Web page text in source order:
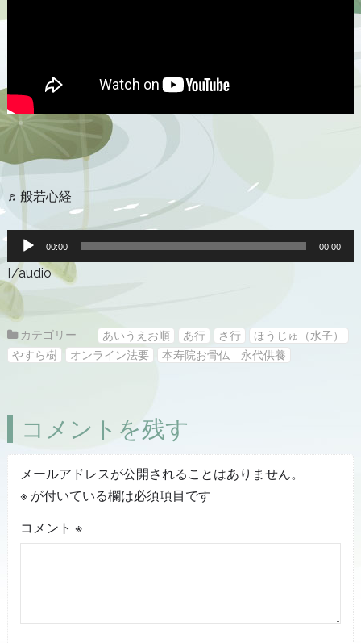
♬般若心経
音
プ
レ
ー
ー
00:00 00:00
[/audio
カテゴリー あいうえお順 あ行 さ行
ほうじゅ（水子）
やすら樹
オンライン法要 本寿院お骨仏 永代供養
コメントを残す
メールアドレスが公開されることはありません。
※が付いている欄は必須項目です
コメント ※